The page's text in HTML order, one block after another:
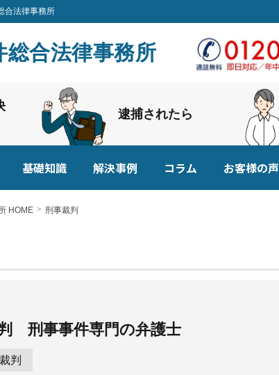
合法律事務所
合法律事務所
逮捕されたら
基礎知識 解決事例 コラム お客様の声
HOME 刑事裁判
刑事事件専門の弁護士
判